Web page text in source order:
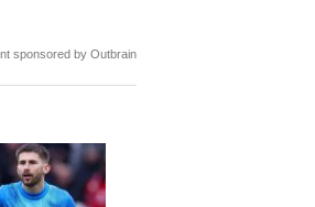
sponsored by Outbrain